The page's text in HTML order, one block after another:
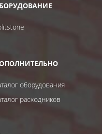
оборудования
расходников